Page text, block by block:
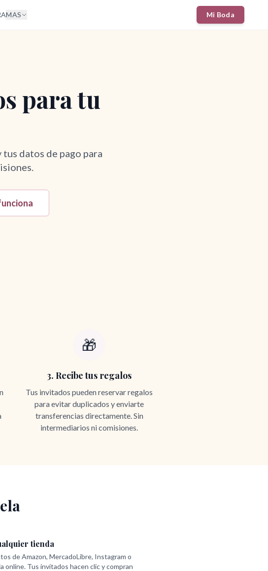
MAS Mi Boda
para tu
datos de pago para
🎁
3. Recibe tus regalos
Tus invitados pueden reservar regalos
para evitar duplicados y enviarte
transferencias directamente. Sin
intermediarios ni comisiones.
tienda
de Amazon, MercadoLibre, Instagram o
online. Tus invitados hacen clic y compran